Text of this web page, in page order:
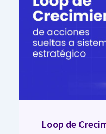
Loop de